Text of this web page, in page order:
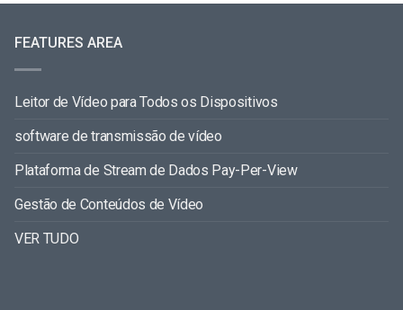
FEATURES AREA
Leitor de Vídeo para Todos os Dispositivos
software de transmissão de vídeo
Plataforma de Stream de Dados Pay-Per-View
Gestão de Conteúdos de Vídeo
VER TUDO